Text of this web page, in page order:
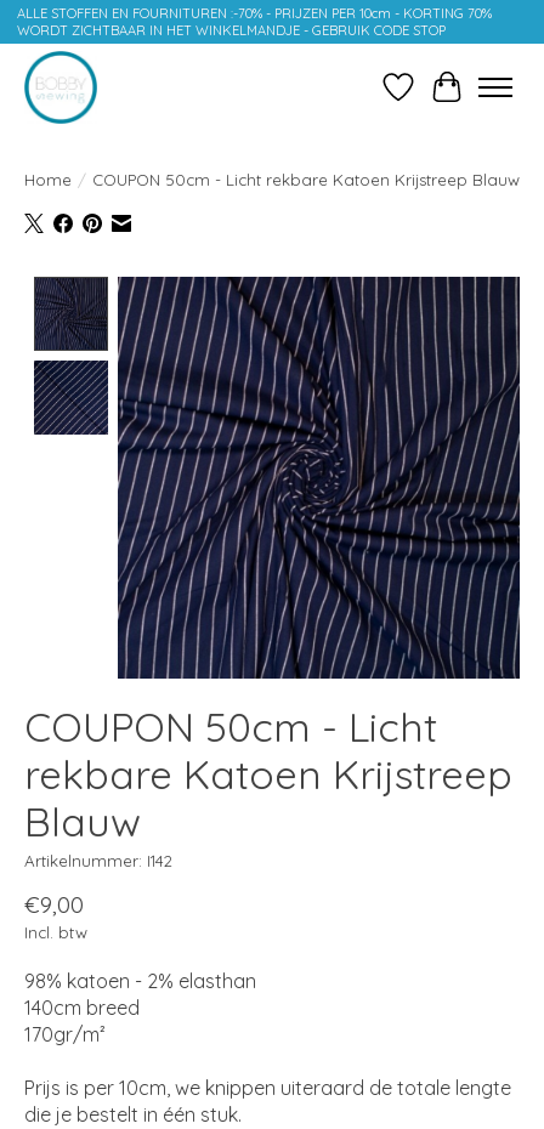
ALLE STOFFEN EN FOURNITUREN :-70% - PRIJZEN PER 10cm - KORTING 70%
WORDT ZICHTBAAR IN HET WINKELMANDJE - GEBRUIK CODE STOP
Verlanglijst
Home / COUPON 50cm - Licht rekbare Katoen Krijstreep Blauw
Product image slideshow Items
COUPON 50cm - Licht
rekbare Katoen Krijstreep
Blauw
Artikelnummer: I142
€9,00
Incl. btw
98% katoen - 2% elasthan
140cm breed
170gr/m²
Prijs is per 10cm, we knippen uiteraard de totale lengte
die je bestelt in één stuk.